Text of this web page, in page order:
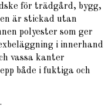
för trädgård, bygg,
är stickad utan
polyester som ger
i innerhand
vassa kanter
både i fuktiga och